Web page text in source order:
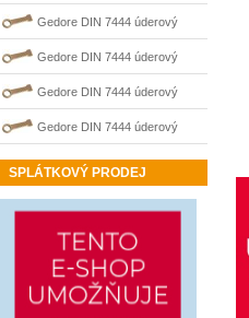
nejiskřivý plochý (palcový) klíč
0100206S
Gedore DIN 7444 úderový
nejiskřivý plochý (palcový) klíč
0100211S
Gedore DIN 7444 úderový
nejiskřivý plochý (palcový) klíč
0100203S
Gedore DIN 7444 úderový
nejiskřivý plochý (palcový) klíč
0100204S
Gedore DIN 7444 úderový
nejiskřivý plochý (palcový) klíč
SPLÁTKOVÝ PRODEJ